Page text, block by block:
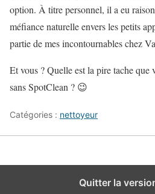
option. À titre personnel, il a eu
méfiance naturelle envers les petits
partie de mes incontournables chez
Et vous ? Quelle est la pire tache
sans SpotClean ? 😉
Catégories : nettoyeur
Quitter la